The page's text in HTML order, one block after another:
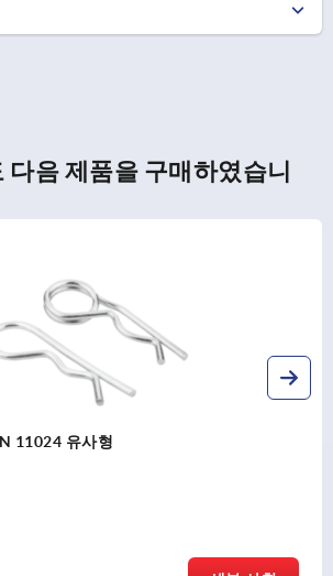
다음 제품을 구매하였습니
퀵 플러그 커플링 앵글/레디얼 오프셋 보정